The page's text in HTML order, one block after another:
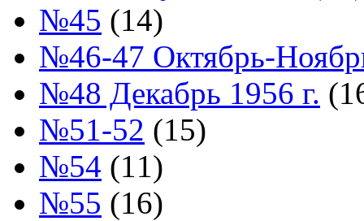
№45 (14)
№46-47 Октябрь-
№48 Декабрь 1956 г.
№51-52 (15)
№54 (11)
№55 (16)